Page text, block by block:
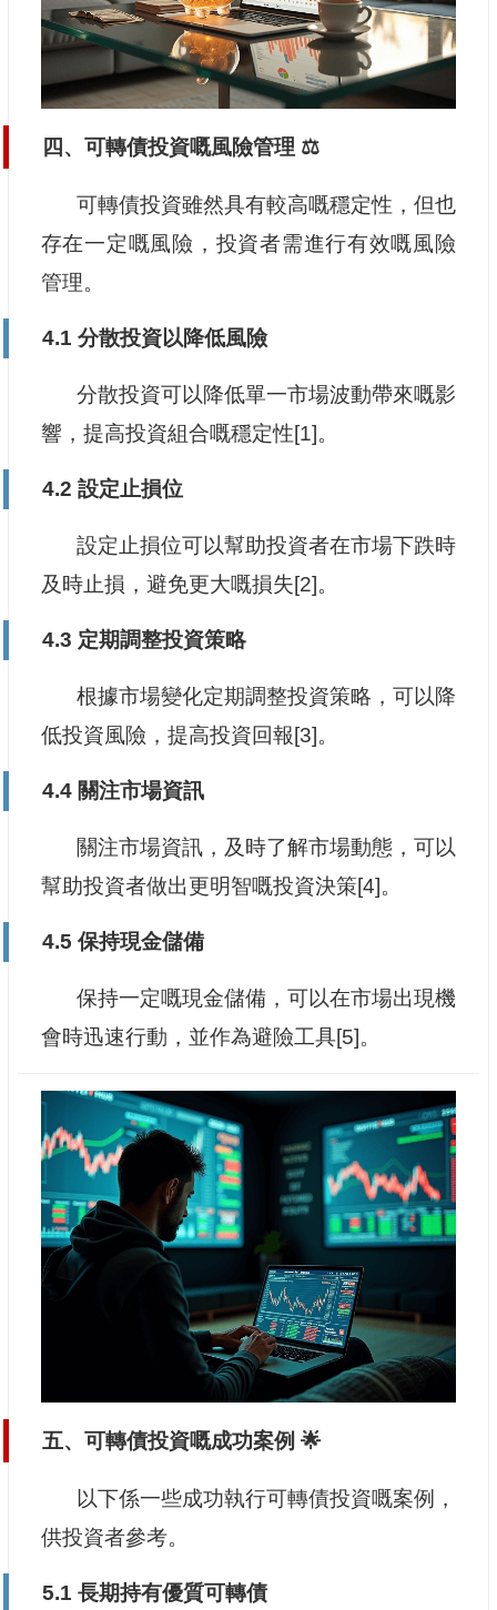
四、可轉債投資嘅風險管理 ⚖️
可轉債投資雖然具有較高嘅穩定性，但也
存在一定嘅風險，投資者需進行有效嘅風險
管理。
4.1 分散投資以降低風險
分散投資可以降低單一市場波動帶來嘅影
響，提高投資組合嘅穩定性[1]。
4.2 設定止損位
設定止損位可以幫助投資者在市場下跌時
及時止損，避免更大嘅損失[2]。
4.3 定期調整投資策略
根據市場變化定期調整投資策略，可以降
低投資風險，提高投資回報[3]。
4.4 關注市場資訊
關注市場資訊，及時了解市場動態，可以
幫助投資者做出更明智嘅投資決策[4]。
4.5 保持現金儲備
保持一定嘅現金儲備，可以在市場出現機
會時迅速行動，並作為避險工具[5]。
五、可轉債投資嘅成功案例 🌟
以下係一些成功執行可轉債投資嘅案例，
供投資者參考。
5.1 長期持有優質可轉債